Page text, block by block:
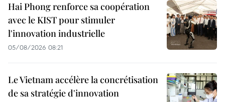
Hai Phong renforce sa coopération
avec le KIST pour stimuler
l'innovation industrielle
05/08/2026 08:21
Le Vietnam accélère la concrétisation
de sa stratégie d'innovation